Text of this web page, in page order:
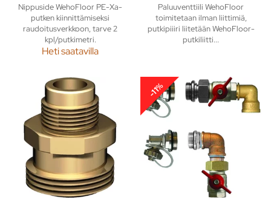
Nippuside WehoFloor PE-Xa-
putken kiinnittämiseksi
raudoitusverkkoon, tarve 2
kpl/putkimetri.
Heti saatavilla
Paluuventtiili WehoFloor
toimitetaan ilman liittimiä,
putkipiiiri liitetään WehoFloor-
putkiliitti...
-11%